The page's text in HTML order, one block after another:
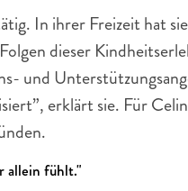
In ihrer Freizeit hat
dieser
und
erklärt sie. Für
allein fühlt."